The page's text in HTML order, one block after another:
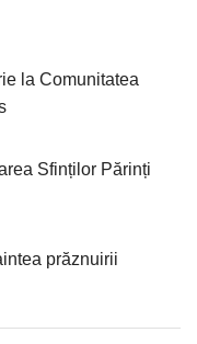
la Comunitatea
Sfinților Părinți
prăznuirii